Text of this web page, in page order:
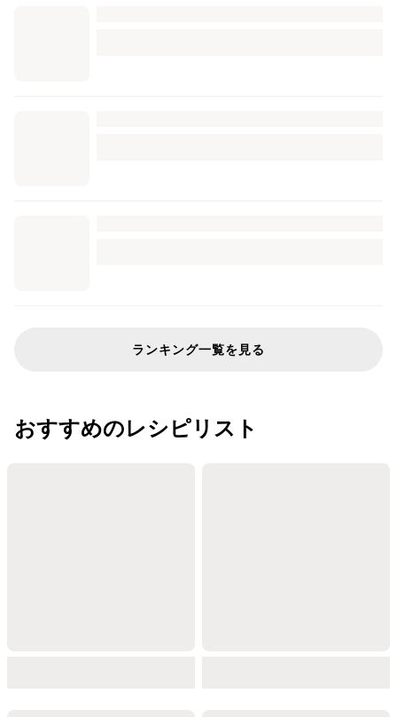
ランキング一覧を見る
おすすめのレシピリスト